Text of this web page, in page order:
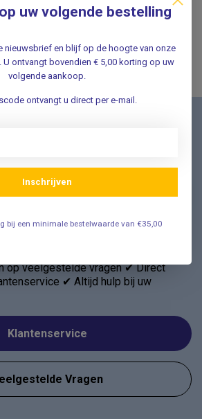
op veelgestelde vragen ✔ Direct
✔ Altijd hulp bij uw
Klantenservice
Vragen
nieuwsbrief en ontvang als eerste
uw volgende bestelling
nieuwsbrief en blijf op de hoogte van onze
ontvangt bovendien € 5,00 korting op uw
volgende aankoop.
ontvangt u direct per e-mail.
Inschrijven
bij een minimale bestelwaarde van €35,00